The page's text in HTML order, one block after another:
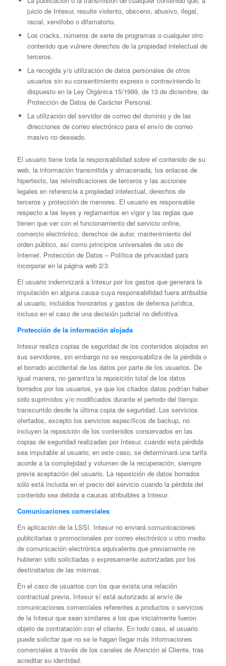
juicio de Intesur, resulte violento, obsceno, abusivo, ilegal,
racial, xenófobo o difamatorio.
Los cracks, números de serie de programas o cualquier otro
contenido que vulnere derechos de la propiedad intelectual de
terceros.
La recogida y/o utilización de datos personales de otros
usuarios sin su consentimiento expreso o contraviniendo lo
dispuesto en la Ley Orgánica 15/1999, de 13 de diciembre, de
Protección de Datos de Carácter Personal.
La utilización del servidor de correo del dominio y de las
direcciones de correo electrónico para el envío de correo
masivo no deseado.
El usuario tiene toda la responsabilidad sobre el contenido de su
web, la información transmitida y almacenada, los enlaces de
hipertexto, las reivindicaciones de terceros y las acciones
legales en referencia a propiedad intelectual, derechos de
terceros y protección de menores. El usuario es responsable
respecto a las leyes y reglamentos en vigor y las reglas que
tienen que ver con el funcionamiento del servicio online,
comercio electrónico, derechos de autor, mantenimiento del
orden público, así como principios universales de uso de
Internet. Protección de Datos – Política de privacidad para
incorporar en la página web 2/3
El usuario indemnizará a Intesur por los gastos que generara la
imputación en alguna causa cuya responsabilidad fuera atribuible
al usuario, incluidos honorarios y gastos de defensa jurídica,
incluso en el caso de una decisión judicial no definitiva.
Protección de la información alojada
Intesur realiza copias de seguridad de los contenidos alojados en
sus servidores, sin embargo no se responsabiliza de la pérdida o
el borrado accidental de los datos por parte de los usuarios. De
igual manera, no garantiza la reposición total de los datos
borrados por los usuarios, ya que los citados datos podrían haber
sido suprimidos y/o modificados durante el periodo del tiempo
transcurrido desde la última copia de seguridad. Los servicios
ofertados, excepto los servicios específicos de backup, no
incluyen la reposición de los contenidos conservados en las
copias de seguridad realizadas por Intesur, cuando esta pérdida
sea imputable al usuario; en este caso, se determinará una tarifa
acorde a la complejidad y volumen de la recuperación, siempre
previa aceptación del usuario. La reposición de datos borrados
sólo está incluida en el precio del servicio cuando la pérdida del
contenido sea debida a causas atribuibles a Intesur.
Comunicaciones comerciales
En aplicación de la LSSI. Intesur no enviará comunicaciones
publicitarias o promocionales por correo electrónico u otro medio
de comunicación electrónica equivalente que previamente no
hubieran sido solicitadas o expresamente autorizadas por los
destinatarios de las mismas.
En el caso de usuarios con los que exista una relación
contractual previa, Intesur sí está autorizado al envío de
comunicaciones comerciales referentes a productos o servicios
de la Intesur que sean similares a los que inicialmente fueron
objeto de contratación con el cliente. En todo caso, el usuario
puede solicitar que no se le hagan llegar más informaciones
comerciales a través de los canales de Atención al Cliente, tras
acreditar su identidad.